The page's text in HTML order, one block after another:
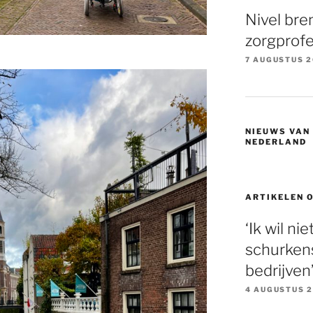
Nivel
7 AUGUSTUS
NIEUWS
NEDERLAND
ARTIKELEN
‘Ik wil
4 AUGUSTUS